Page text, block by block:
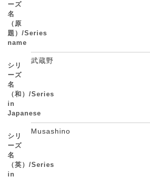
ーズ
名
（原
題）/Series
name
シリ
ーズ
名
（和）/Series
in
Japanese
武蔵野
シリ
ーズ
名
（英）/Series
in
Musashino